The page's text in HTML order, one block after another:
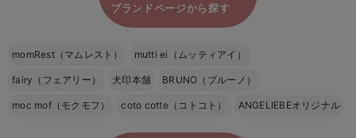
ブランドページから探す
momRest（マムレスト） mutti ei（ムッティアイ）
fairy（フェアリー） 犬印本舗 BRUNO（ブルーノ）
moc mof（モクモフ） coto cotte（コトコト） ANGELIEBEオリジナル